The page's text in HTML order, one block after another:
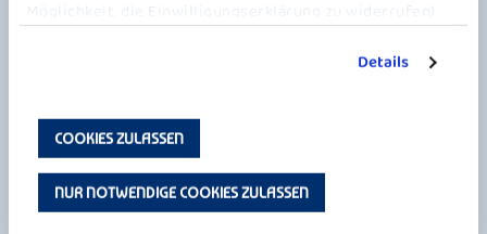
Möglichkeit, die Einwilligungserklärung zu widerrufen)
Details
COOKIES ZULASSEN
NUR NOTWENDIGE COOKIES ZULASSEN
Seit 1887 ist das Alpenvorland die Heimat von Bauer. Und seit 2021
sind wir auch eine Heimat für alle. Denn neben unseren beliebten
Joghurts, Drinks, Desserts und Käseprodukten bieten wir jetzt auch
vegane Alternativen wie Milchersatz-, Joghurt- und